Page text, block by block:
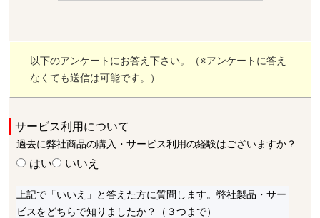
以下のアンケートにお答え下さい。（※アンケートに答え
なくても送信は可能です。）
サービス利用について
過去に弊社商品の購入・サービス利用の経験はございますか？
はい いいえ
上記で「いいえ」と答えた方に質問します。弊社製品・サー
ビスをどちらで知りましたか？（３つまで）